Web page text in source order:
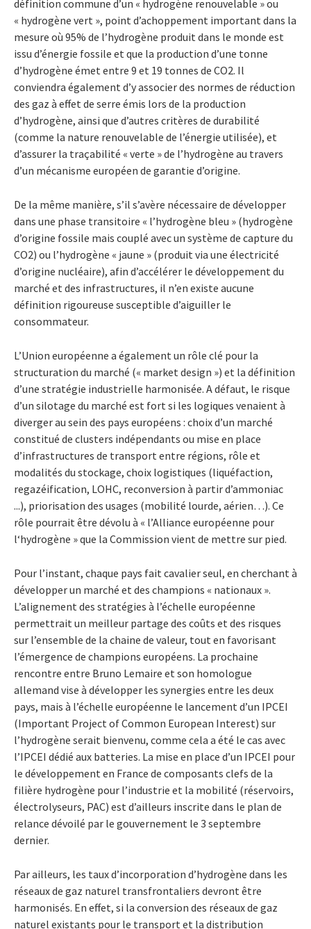
définition commune d’un « hydrogène renouvelable » ou
« hydrogène vert », point d’achoppement important dans la
mesure où 95% de l’hydrogène produit dans le monde est
issu d’énergie fossile et que la production d’une tonne
d’hydrogène émet entre 9 et 19 tonnes de CO2. Il
conviendra également d’y associer des normes de réduction
des gaz à effet de serre émis lors de la production
d’hydrogène, ainsi que d’autres critères de durabilité
(comme la nature renouvelable de l’énergie utilisée), et
d’assurer la traçabilité « verte » de l’hydrogène au travers
d’un mécanisme européen de garantie d’origine.
De la même manière, s’il s’avère nécessaire de développer
dans une phase transitoire « l’hydrogène bleu » (hydrogène
d’origine fossile mais couplé avec un système de capture du
CO2) ou l’hydrogène « jaune » (produit via une électricité
d’origine nucléaire), afin d’accélérer le développement du
marché et des infrastructures, il n’en existe aucune
définition rigoureuse susceptible d’aiguiller le
consommateur.
L’Union européenne a également un rôle clé pour la
structuration du marché (« market design ») et la définition
d’une stratégie industrielle harmonisée. A défaut, le risque
d’un silotage du marché est fort si les logiques venaient à
diverger au sein des pays européens : choix d’un marché
constitué de clusters indépendants ou mise en place
d’infrastructures de transport entre régions, rôle et
modalités du stockage, choix logistiques (liquéfaction,
regazéification, LOHC, reconversion à partir d’ammoniac
...), priorisation des usages (mobilité lourde, aérien…). Ce
rôle pourrait être dévolu à « l’Alliance européenne pour
l‘hydrogène » que la Commission vient de mettre sur pied.
Pour l’instant, chaque pays fait cavalier seul, en cherchant à
développer un marché et des champions « nationaux ».
L’alignement des stratégies à l’échelle européenne
permettrait un meilleur partage des coûts et des risques
sur l’ensemble de la chaine de valeur, tout en favorisant
l’émergence de champions européens. La prochaine
rencontre entre Bruno Lemaire et son homologue
allemand vise à développer les synergies entre les deux
pays, mais à l’échelle européenne le lancement d’un IPCEI
(Important Project of Common European Interest) sur
l’hydrogène serait bienvenu, comme cela a été le cas avec
l’IPCEI dédié aux batteries. La mise en place d’un IPCEI pour
le développement en France de composants clefs de la
filière hydrogène pour l’industrie et la mobilité (réservoirs,
électrolyseurs, PAC) est d’ailleurs inscrite dans le plan de
relance dévoilé par le gouvernement le 3 septembre
dernier.
Par ailleurs, les taux d’incorporation d’hydrogène dans les
réseaux de gaz naturel transfrontaliers devront être
harmonisés. En effet, si la conversion des réseaux de gaz
naturel existants pour le transport et la distribution